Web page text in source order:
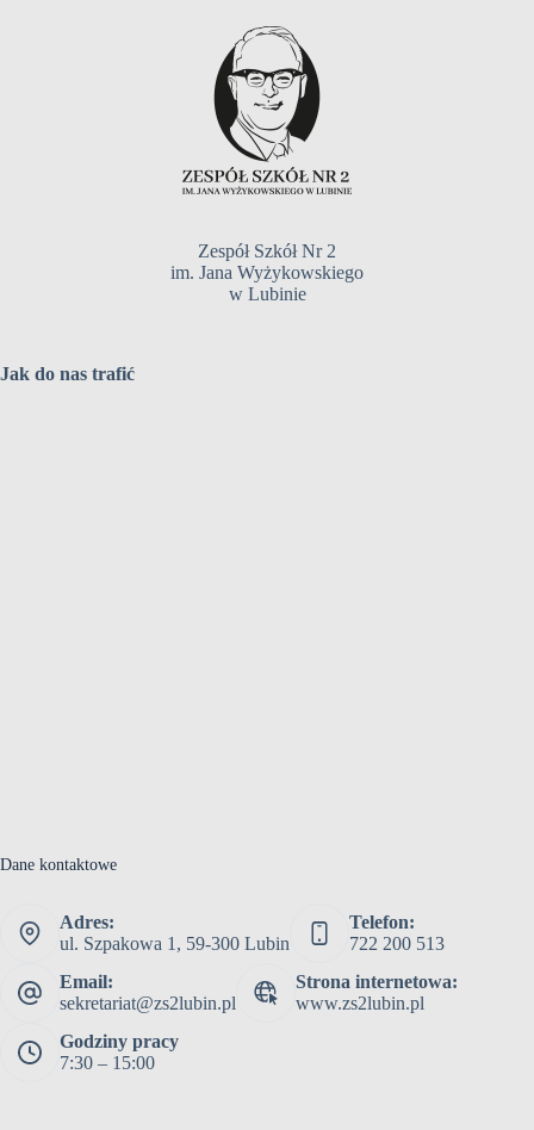
Zespół Szkół Nr 2
im. Jana Wyżykowskiego
w Lubinie
Jak do nas trafić
Dane kontaktowe
Adres:
ul. Szpakowa 1, 59-300 Lubin
Telefon:
722 200 513
Email:
sekretariat@zs2lubin.pl
Strona internetowa:
www.zs2lubin.pl
Godziny pracy
7:30 – 15:00